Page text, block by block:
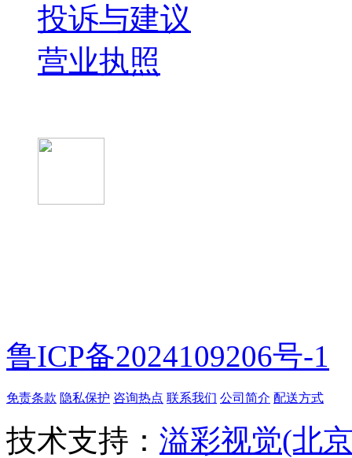
投诉与建议
营业执照
鲁ICP备2024109206号-1
免责条款 隐私保护 咨询热点 联系我们 公司简介 配送方式
技术支持： 溢彩视觉(北